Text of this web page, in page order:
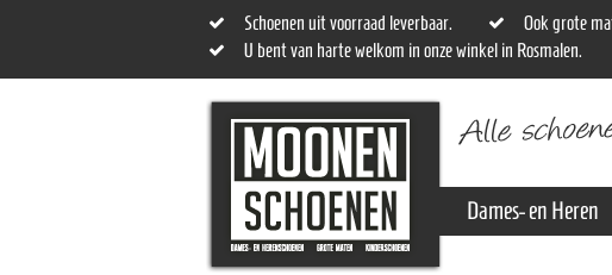
Schoenen uit voorraad leverbaar. Ook grote
U bent van harte welkom in onze winkel in Rosmalen.
Dames- en Heren